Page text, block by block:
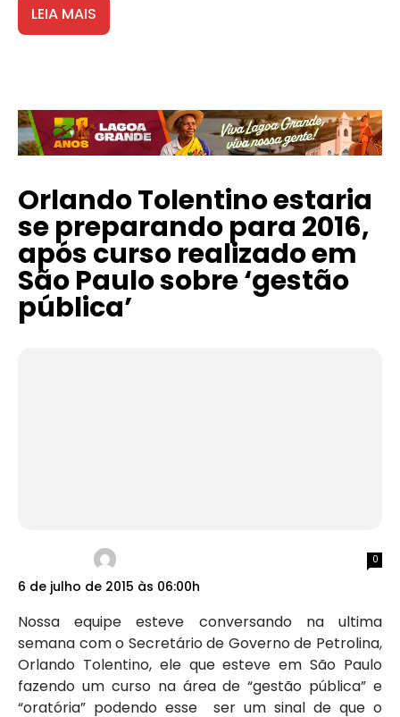
LEIA MAIS
Orlando Tolentino estaria
se preparando para 2016,
após curso realizado em
São Paulo sobre ‘gestão
pública’
6 de julho de 2015 às 06:00h
0
Nossa equipe esteve conversando na ultima
semana com o Secretário de Governo de Petrolina,
Orlando Tolentino, ele que esteve em São Paulo
fazendo um curso na área de “gestão pública” e
“oratória” podendo esse ser um sinal de que o